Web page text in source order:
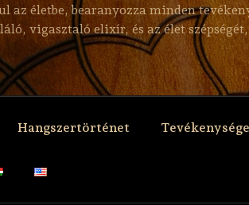
az életbe, bearanyozza minden
vigasztaló elixír, és az élet
Hangszertörténet